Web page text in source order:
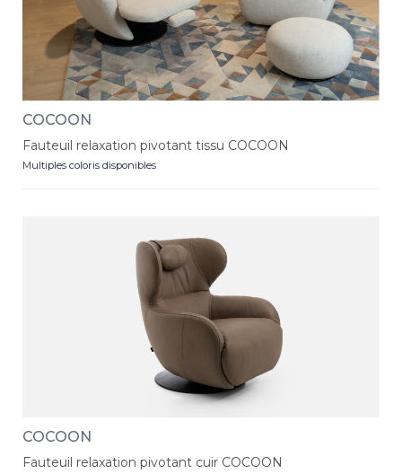
COCOON
Fauteuil relaxation pivotant tissu COCOON
Multiples coloris disponibles
COCOON
Fauteuil relaxation pivotant cuir COCOON